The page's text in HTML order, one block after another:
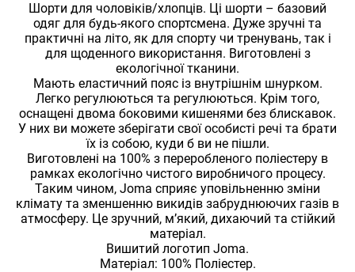
Шорти для чоловіків/хлопців. Ці шорти – базовий
одяг для будь-якого спортсмена. Дуже зручні та
практичні на літо, як для спорту чи тренувань, так і
для щоденного використання. Виготовлені з
екологічної тканини.
Мають еластичний пояс із внутрішнім шнурком.
Легко регулюються та регулюються. Крім того,
оснащені двома боковими кишенями без блискавок.
У них ви можете зберігати свої особисті речі та брати
їх із собою, куди б ви не пішли.
Виготовлені на 100% з переробленого поліестеру в
рамках екологічно чистого виробничого процесу.
Таким чином, Joma сприяє уповільненню зміни
клімату та зменшенню викидів забруднюючих газів в
атмосферу. Це зручний, м’який, дихаючий та стійкий
матеріал.
Вишитий логотип Joma.
Матеріал: 100% Поліестер.